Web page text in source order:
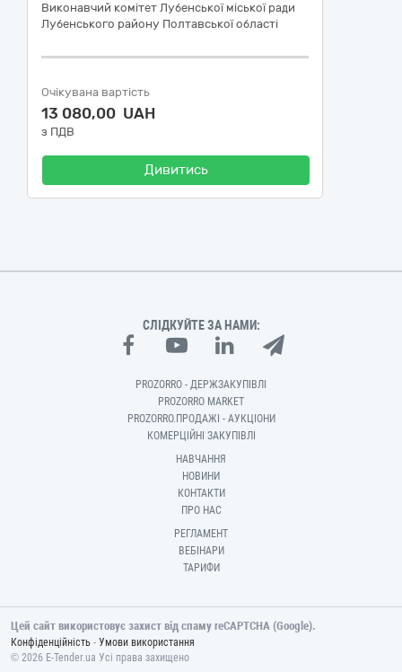
Виконавчий комітет Лубенської міської ради
Лубенського району Полтавської області
Очікувана вартість
13 080,00 UAH
з ПДВ
Дивитись
СЛІДКУЙТЕ ЗА НАМИ:
PROZORRO - ДЕРЖЗАКУПІВЛІ
PROZORRO MARKET
PROZORRO.ПРОДАЖІ - АУКЦІОНИ
КОМЕРЦІЙНІ ЗАКУПІВЛІ
НАВЧАННЯ
НОВИНИ
КОНТАКТИ
ПРО НАС
РЕГЛАМЕНТ
ВЕБІНАРИ
ТАРИФИ
Цей сайт використовує захист від спаму reCAPTCHA (Google).
Конфіденційність - Умови використання
© 2026 E-Tender.ua Усі права захищено